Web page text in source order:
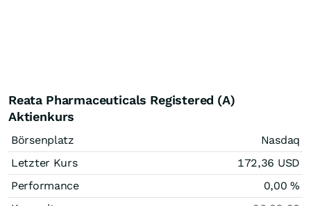
Reata Pharmaceuticals Registered (A)
Aktienkurs
Börsenplatz
Nasdaq
Letzter Kurs
172,36 USD
Performance
0,00%